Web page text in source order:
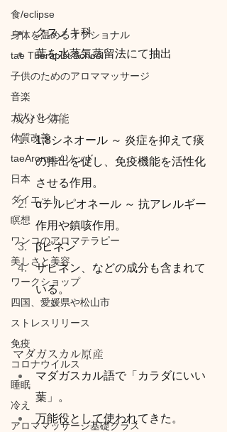
食/eclipse
身体を温めるオプショナル
tae Therapist School
子供のためのアロママッサージ
音楽
大人バレエ
体質改善
taeAromaメソッド
日本
ダイエット
瞑想
ワンコのアロマテラピー
美しさと美容
ワークショップ
四国、愛媛県や松山市
ストレスリリース
免疫
コロナウイルス
睡眠
冷え
アロママッサージ基礎クラス
クスノキ科
葉を水蒸気蒸留法にて抽出
成分と効能
1,8シネオール ～ 炎症を抑えて痰
の排出を促し、免疫機能を活性化
させる作用。
αテルピオネール ～ 抗アレルギー
作用や鎮咳作用。
βピネン
サビネン、などの成分も含まれて
いる。
マダガスカル原産
マダガスカル語で「カラダにいい
葉」。
万能役として使われてきた。